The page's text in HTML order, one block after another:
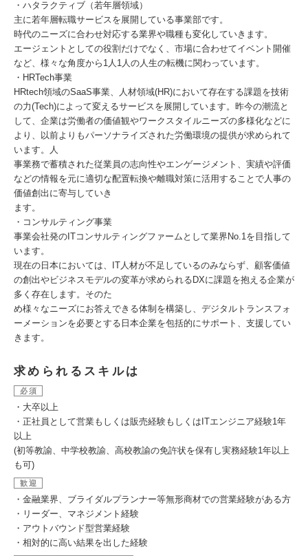
・ハタラクティブ（若年層領域）
主に若年層転職サービスを展開している事業部です。
時代のニーズに合わせ対応する業界や職種も変化していきます。
エージェントとしての役割だけでなく、市場に合わせてイベント開催
など、様々な角度から1人1人の人生の転機に関わっています。
・HRTech事業
HRtech領域のSaaS事業、人材領域(HR)において存在する課題を技術
の力(Tech)によって変えるサービスを展開しています。昨今の潮流と
して、企業は労働者の価値観やワークスタイルニーズの多様化などに
より、以前よりもパーソナライズされた労働環境の提供が求められて
います。人
事業務で蓄積された従業員の志向性やエンゲージメント、実績や評価
などの情報を元に適切な配置転換や離職対策に活用することで人事の
価値創出に寄与していき
ます。
・コンサルティング事業
事業会社発のITコンサルティングファームとして業界No.1を目指して
います。
現在の日本においては、IT人材が不足しているのみならず、顧客価値
の創出やビジネスモデルの変革が求められるDXに課題を抱える企業が
多く存在します。そのた
め様々なニーズにお答えできる体制を構築し、デジタルトランスフォ
ーメーションを必要とする日本企業を包括的にサポート、支援してい
きます。
求められるスキルは
必須
・大卒以上
・正社員として営業もしくは販売経験もしくはITエンジニア経験1年
以上
(初等教諭、中学校教諭、高校教諭の免許状を保有し実務経験1年以上
も可)
歓迎
・金融業界、ブライダルプランナー等無形商材での営業経験がある方
・リーダー、マネジメント経験
・アウトバウンド型営業経験
・相対的に高い結果を出した経験